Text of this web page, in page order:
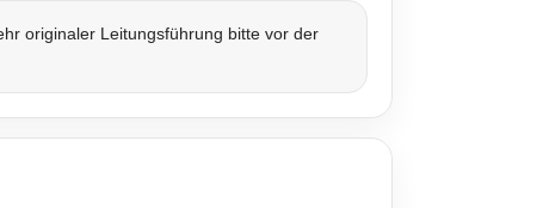
originaler Leitungsführung bitte vor der